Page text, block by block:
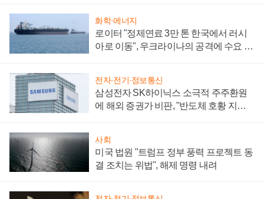
화학·에너지
로이터 "정제연료 3만 톤 한국에서 러시
아로 이동", 우크라이나의 공격에 수요 늘
전자·전기·정보통신
삼성전자 SK하이닉스 소극적 주주환원
에 해외 증권가 비판, "반도체 호황 지속
사회
미국 법원 "트럼프 정부 풍력 프로젝트 동
결 조치는 위법", 해제 명령 내려